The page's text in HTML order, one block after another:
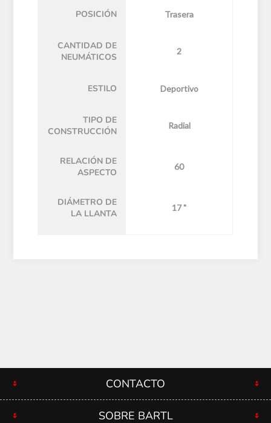
POSICIÓN Trasera
CANTIDAD DE
NEUMÁTICOS
2
ESTILO Deportivo
TIPO DE
CONSTRUCCIÓN
Radial
RELACIÓN DE
ASPECTO
60
DIÁMETRO DE
LA LLANTA
17 "
CONTACTO
SOBRE BARTL